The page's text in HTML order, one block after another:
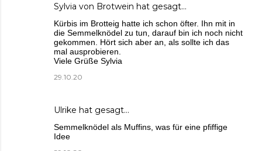
Sylvia von Brotwein hat gesagt…
Kürbis im Brotteig hatte ich schon öfter. Ihn mit in
die Semmelknödel zu tun, darauf bin ich noch nicht
gekommen. Hört sich aber an, als sollte ich das
mal ausprobieren.
Viele Grüße Sylvia
29.10.20
Ulrike hat gesagt…
Semmelknödel als Muffins, was für eine pfiffige
Idee